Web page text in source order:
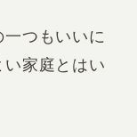
つもいいに
い家庭とはい